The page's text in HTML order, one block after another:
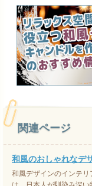
関連ページ
和風のおしゃれなデ
和風デザインのインテ